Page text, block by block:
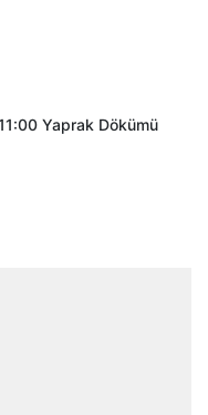
Yaprak Dökümü